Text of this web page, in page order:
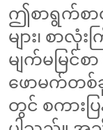
ဤစာရွက်စာ
များ၊ စာလုံး
မျက်မမြ
ဖောမက်တစ်
တွင် စကားပ